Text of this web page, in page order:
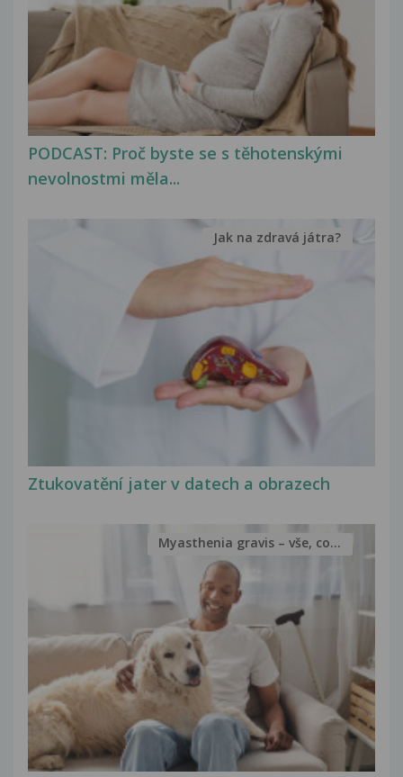
PODCAST: Proč byste se s těhotenskými
nevolnostmi měla...
Ztukovatění jater v datech a obrazech
Jak na zdravá játra?
Myasthenia gravis – vše, co...